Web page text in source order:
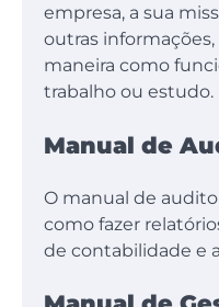
empresa, a sua
outras
maneira como
trabalho ou estudo.
Manual de
O manual de
como fazer
de contabilidade e